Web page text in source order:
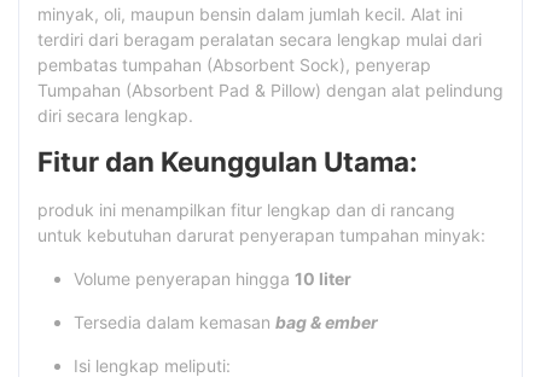
minyak, oli, maupun bensin dalam jumlah kecil. Alat ini
terdiri dari beragam peralatan secara lengkap mulai dari
pembatas tumpahan (Absorbent Sock), penyerap
Tumpahan (Absorbent Pad & Pillow) dengan alat pelindung
diri secara lengkap.
Fitur dan Keunggulan Utama:
produk ini menampilkan fitur lengkap dan di rancang
untuk kebutuhan darurat penyerapan tumpahan minyak:
Volume penyerapan hingga 10 liter
Tersedia dalam kemasan bag & ember
Isi lengkap meliputi: